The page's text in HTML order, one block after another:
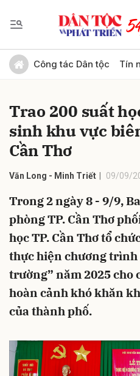
Công tác Dân tộc Tín
Trao 200 suất
sinh khu vực
Cần Thơ
Văn Long - Minh Triết 09/09/
Trong 2 ngày 8 - 9/9,
phòng TP. Cần Thơ
học TP. Cần Thơ tổ
thực hiện chương trình
trường” năm 2025 cho
hoàn cảnh khó khăn
của thành phố.
Gửi bình luận